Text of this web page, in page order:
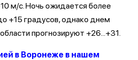
м/с. Ночь ожидается более
+15 градусов, однако днем
прогнозируют +26...+31.
в Воронеже в нашем